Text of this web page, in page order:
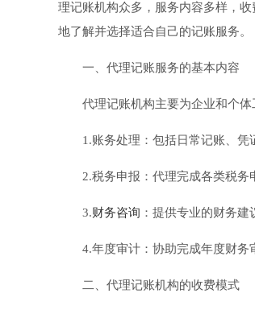
理记账机构众多，服务内容多样，
地了解并选择适合自己的记账服务。
一、代理记账服务的基本内容
代理记账机构主要为企业和个体
1.账务处理：包括日常记账、凭
2.税务申报：代理完成各类税务
3.财务咨询 ：提供专业的财务建
4.年度审计：协助完成年度财务
二、代理记账机构的收费模式